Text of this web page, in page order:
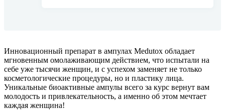
Инновационный препарат в ампулах Medutox обладает
мгновенным омолаживающим действием, что испытали на
себе уже тысячи женщин, и с успехом заменяет не только
косметологические процедуры, но и пластику лица.
Уникальные биоактивные ампулы всего за курс вернут вам
молодость и привлекательность, а именно об этом мечтает
каждая женщина!